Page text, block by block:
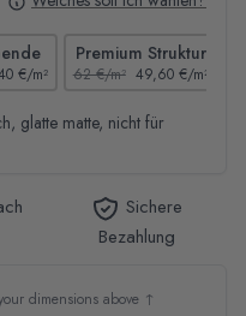
€/m²
Premium Struktur
62 €/m² 49,60 €/m²
glatte matte, nicht für
Sichere
Bezahlung
dimensions above ↑